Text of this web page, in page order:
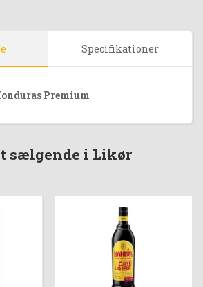
Specifikationer
Premium
sælgende i Likør